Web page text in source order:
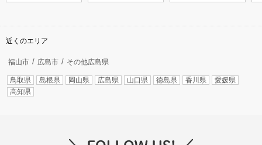
近くのエリア
福山市 広島市 その他広島県
鳥取県 島根県 岡山県 広島県 山口県 徳島県 香川県
愛媛県
高知県